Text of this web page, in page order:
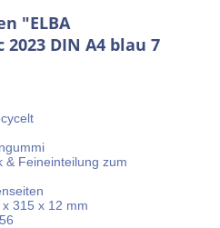
"ELBA
DIN A4 blau 7
& Feineinteilung zum
315 x 12 mm